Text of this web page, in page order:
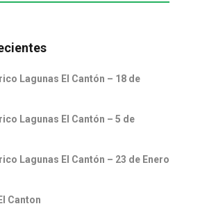
Lagunas El Cantón – 18 de
Lagunas El Cantón – 5 de
Lagunas El Cantón – 23 de Enero
Canton